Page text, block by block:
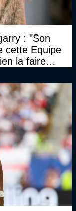
: "Son
cette Equipe
la faire